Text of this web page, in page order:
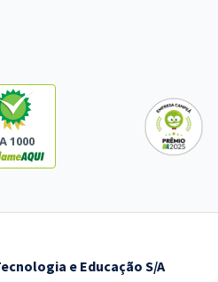
1000
e Educação S/A